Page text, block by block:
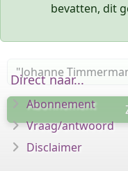
bevatten, dit
Direct naar...
Abonnement
Vraag/antwoord
Disclaimer